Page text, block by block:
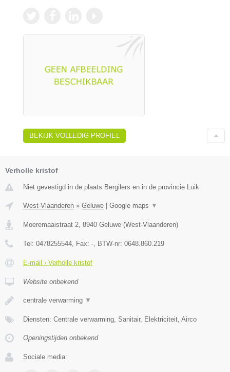
BEKIJK VOLLEDIG PROFIEL
Verholle kristof
Niet gevestigd in de plaats Bergilers en in de provincie Luik.
West-Vlaanderen » Geluwe Google maps ▼
Moeremaaistraat 2 8940 Geluwe (West-Vlaanderen)
Tel: 0478255544 , Fax: - , BTW-nr: 0648.860.219
E-mail › Verholle kristof
Website onbekend
centrale verwarming ▼
Diensten: Centrale verwarming, Sanitair, Elektriciteit, Airco
Openingstijden onbekend
Sociale media: